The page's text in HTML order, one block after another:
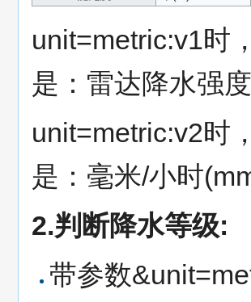
unit=metric:v1时
是：雷达降水强
unit=metric:v2时
是：毫米/小时
2.判断降水等级:
带参数